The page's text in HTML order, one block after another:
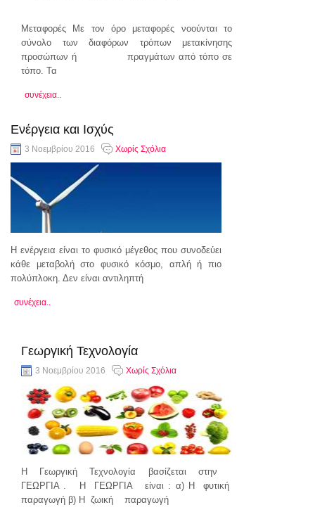
Μεταφορές Με τον όρο μεταφορές νοούνται το
σύνολο των διαφόρων τρόπων μετακίνησης
προσώπων ή πραγμάτων από τόπο σε
τόπο. Τα
συνέχεια..
Ενέργεια και Ισχύς
3 Νοεμβρίου 2016 Χωρίς Σχόλια
Η ενέργεια είναι το φυσικό μέγεθος που συνοδεύει
κάθε μεταβολή στο φυσικό κόσμο, απλή ή πιο
πολύπλοκη. Δεν είναι αντιληπτή
συνέχεια..
Γεωργική Τεχνολογία
3 Νοεμβρίου 2016 Χωρίς Σχόλια
Η Γεωργική Τεχνολογία βασίζεται στην
ΓΕΩΡΓΙΑ . Η ΓΕΩΡΓΙΑ είναι : α) Η φυτική
παραγωγή β) Η ζωική παραγωγή